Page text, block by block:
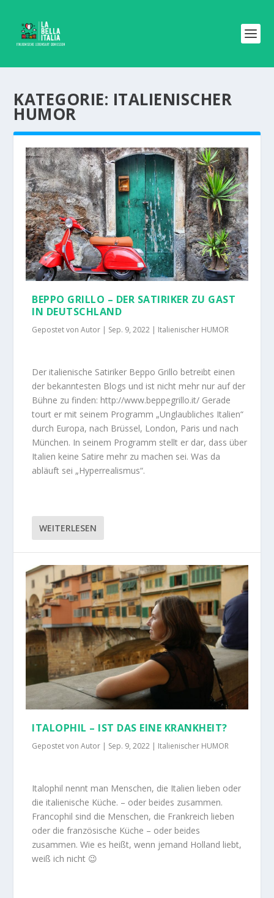
KATEGORIE: ITALIENISCHER
HUMOR
BEPPO GRILLO – DER SATIRIKER ZU GAST
IN DEUTSCHLAND
Gepostet vonAutor | Sep. 9, 2022 | Italienischer HUMOR
Der italienische Satiriker Beppo Grillo betreibt einen
der bekanntesten Blogs und ist nicht mehr nur auf der
Bühne zu finden: http://www.beppegrillo.it/ Gerade
tourt er mit seinem Programm „Unglaubliches Italien“
durch Europa, nach Brüssel, London, Paris und nach
München. In seinem Programm stellt er dar, dass über
Italien keine Satire mehr zu machen sei. Was da
abläuft sei „Hyperrealismus“.
WEITERLESEN
ITALOPHIL – IST DAS EINE KRANKHEIT?
Gepostet vonAutor | Sep. 9, 2022 | Italienischer HUMOR
Italophil nennt man Menschen, die Italien lieben oder
die italienische Küche. – oder beides zusammen.
Francophil sind die Menschen, die Frankreich lieben
oder die französische Küche – oder beides
zusammen. Wie es heißt, wenn jemand Holland liebt,
weiß ich nicht 😉